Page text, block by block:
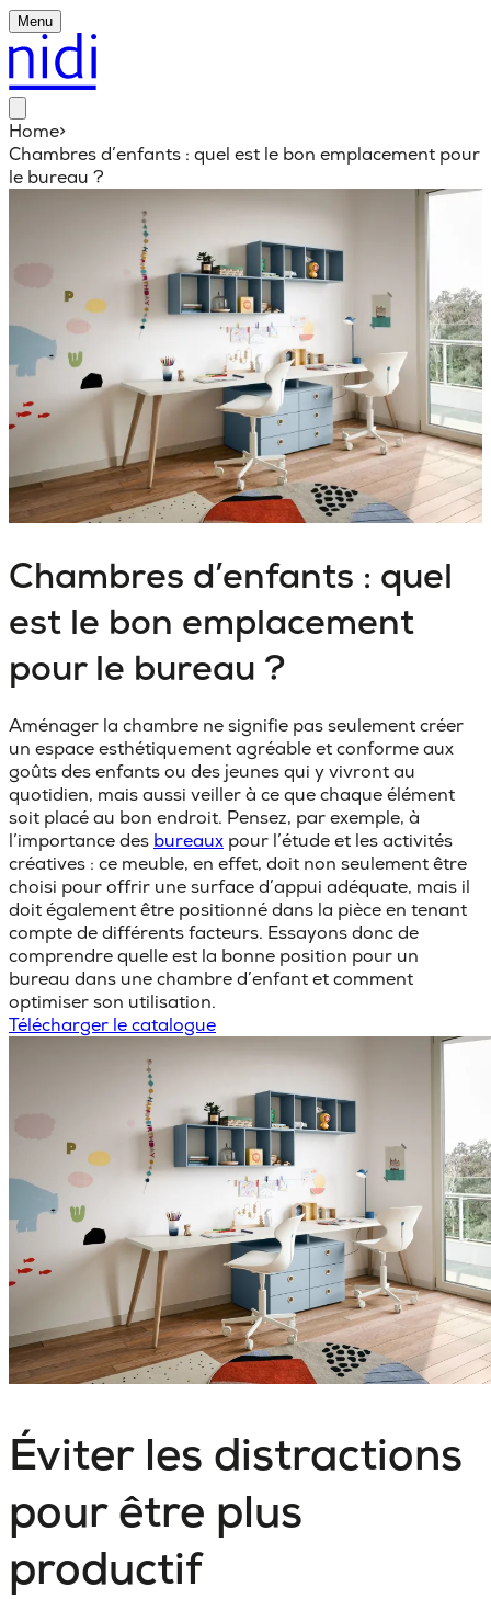
Menu
Home>
Chambres d’enfants : quel est le bon emplacement pour
le bureau ?
Chambres d’enfants : quel
est le bon emplacement
pour le bureau ?
Aménager la chambre ne signifie pas seulement créer
un espace esthétiquement agréable et conforme aux
goûts des enfants ou des jeunes qui y vivront au
quotidien, mais aussi veiller à ce que chaque élément
soit placé au bon endroit. Pensez, par exemple, à
l’importance des bureaux pour l’étude et les activités
créatives : ce meuble, en effet, doit non seulement être
choisi pour offrir une surface d’appui adéquate, mais il
doit également être positionné dans la pièce en tenant
compte de différents facteurs. Essayons donc de
comprendrequelle est la bonne position pour un
bureau dans une chambre d’enfant et comment
optimiser son utilisation.
Télécharger le catalogue
Éviter les distractions
pour être plus
productif